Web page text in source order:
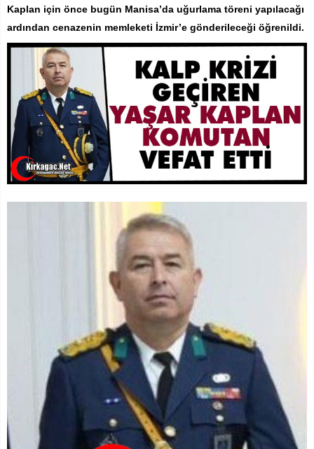
Kaplan için önce bugün Manisa’da uğurlama töreni yapılacağı
ardından cenazenin memleketi İzmir’e gönderileceği öğrenildi.